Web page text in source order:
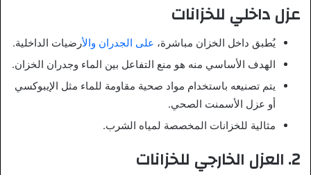
عزل داخلي للخزانات
يُطبق داخل الخزان مباشرة، على الجدران والأرضيات الداخلية.
الهدف الأساسي منه هو منع التفاعل بين الماء وجدران الخزان.
يتم تصنيعه باستخدام مواد صحية مقاومة للماء مثل الإيبوكسي
أو عزل الأسمنت الصحي.
مثالية للخزانات المخصصة لمياه الشرب.
2. العزل الخارجي للخزانات